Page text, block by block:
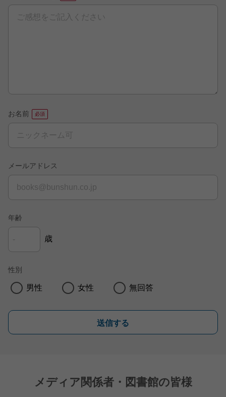
お名前
メールアドレス
年齢
歳
性別
男性 女性 無回答
送信する
メディア関係者・図書館の皆様